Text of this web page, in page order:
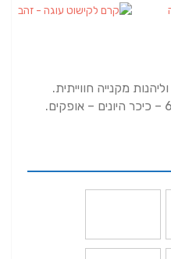
מקנייה חווייתית.